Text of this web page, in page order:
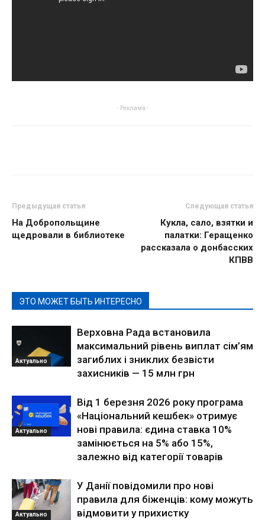
- Реклама -
Предыдущая статья
На Добропольщине
щедровали в библиотеке
Следующая статья
Кукла, сало, взятки и
палатки: Геращенко
рассказала о донбасских
КПВВ
ЭТО МОЖЕТ БЫТЬ ИНТЕРЕСНО
Актуально
Верховна Рада встановила
максимальний рівень виплат сім’ям
загиблих і зниклих безвісти
захисників — 15 млн грн
Актуально
Від 1 березня 2026 року програма
«Національний кешбек» отримує
нові правила: єдина ставка 10%
замінюється на 5% або 15%,
залежно від категорії товарів
Актуально
У Данії повідомили про нові
правила для біженців: кому можуть
відмовити у прихистку